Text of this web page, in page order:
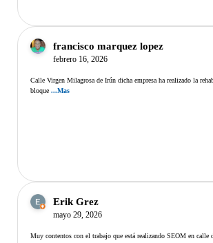
francisco marquez lopez
febrero 16, 2026
Calle Virgen Milagrosa de Irún dicha empresa ha realizado la
bloque...Mas
Erik Grez
mayo 29, 2026
Muy contentos con el trabajo que está realizando SEOM en calle